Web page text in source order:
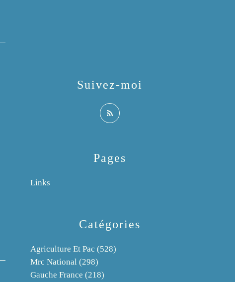
Catégories
Agriculture Et Pac (528)
Mrc National (298)
Gauche France (218)
Pages
Links
Suivez-moi